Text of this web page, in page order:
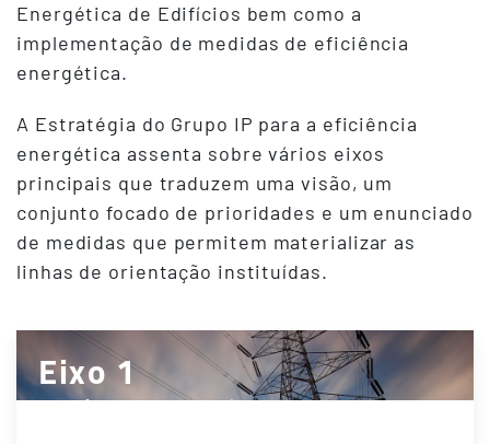
Energética de Edifícios bem como a
implementação de medidas de eficiência
energética.
A Estratégia do Grupo IP para a eficiência
energética assenta sobre vários eixos
principais que traduzem uma visão, um
conjunto focado de prioridades e um enunciado
de medidas que permitem materializar as
linhas de orientação instituídas.
Eixo 1
Política Energética